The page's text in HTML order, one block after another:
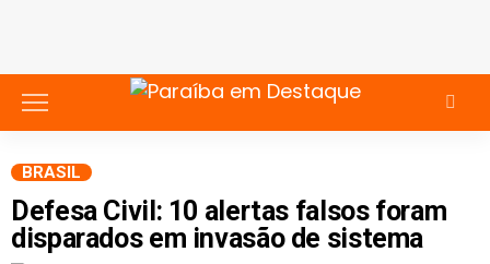
BRASIL
Defesa Civil: 10 alertas falsos foram
disparados em invasão de sistema